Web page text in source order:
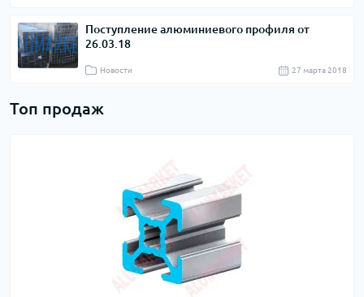
Поступление алюминиевого профиля от
26.03.18
Новости 27 марта 2018
Топ продаж